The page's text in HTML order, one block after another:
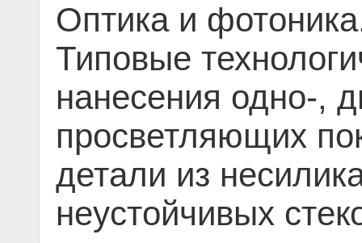
Оптика и
Типовые
нанесения одно-,
просветляющих
детали из
неустойчивых